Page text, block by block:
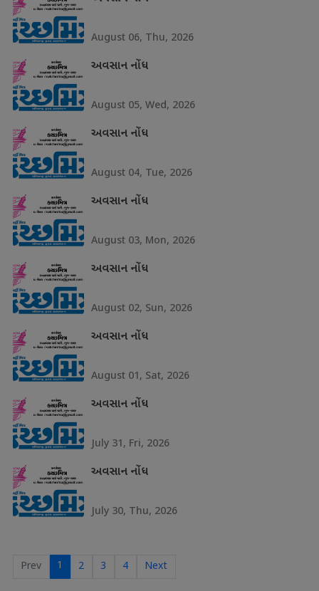
August 06, Thu, 2026
અવસાન નોંધ
August 05, Wed, 2026
અવસાન નોંધ
August 04, Tue, 2026
અવસાન નોંધ
August 03, Mon, 2026
અવસાન નોંધ
August 02, Sun, 2026
અવસાન નોંધ
August 01, Sat, 2026
અવસાન નોંધ
July 31, Fri, 2026
અવસાન નોંધ
July 30, Thu, 2026
Prev 1 2 3 4 Next